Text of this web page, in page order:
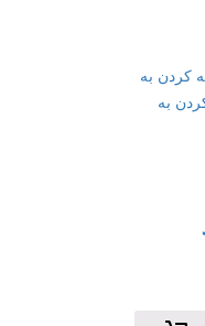
کردن به
به